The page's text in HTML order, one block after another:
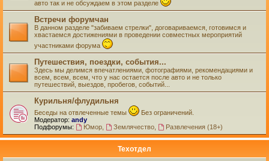
авто так и не обсуждаем в этом разделе
Встречи форумчан
В данном разделе "забиваем стрелки", договариваемся, готовимся и
хвастаемся достижениями в проведении совместных мероприятий
участниками форума
Путешествия, поездки, события...
Здесь мы делимся впечатлениями, фотографиями, рекомендациями и
всем, всем, всем, что у нас остается после авто и не только
путешествий, выездов, пробегов, событий...
Курильня/флудильня
Беседы на отвлеченные темы
Без ограничений.
Модератор: andy
Подфорумы:
Юмор, Землячество, Развлечения (18+)
Техотдел